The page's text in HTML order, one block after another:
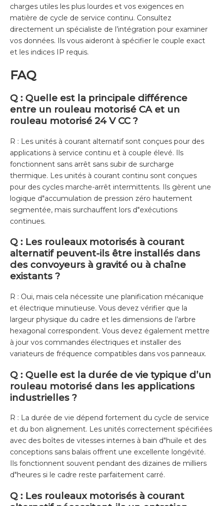
charges utiles les plus lourdes et vos exigences en
matière de cycle de service continu. Consultez
directement un spécialiste de l’intégration pour examiner
vos données. Ils vous aideront à spécifier le couple exact
et les indices IP requis.
FAQ
Q : Quelle est la principale différence
entre un rouleau motorisé CA et un
rouleau motorisé 24 V CC ?
R : Les unités à courant alternatif sont conçues pour des
applications à service continu et à couple élevé. Ils
fonctionnent sans arrêt sans subir de surcharge
thermique. Les unités à courant continu sont conçues
pour des cycles marche-arrêt intermittents. Ils gèrent une
logique d"accumulation de pression zéro hautement
segmentée, mais surchauffent lors d"exécutions
continues.
Q : Les rouleaux motorisés à courant
alternatif peuvent-ils être installés dans
des convoyeurs à gravité ou à chaîne
existants ?
R : Oui, mais cela nécessite une planification mécanique
et électrique minutieuse. Vous devez vérifier que la
largeur physique du cadre et les dimensions de l’arbre
hexagonal correspondent. Vous devez également mettre
à jour vos commandes électriques et installer des
variateurs de fréquence compatibles dans vos panneaux.
Q : Quelle est la durée de vie typique d’un
rouleau motorisé dans les applications
industrielles ?
R : La durée de vie dépend fortement du cycle de service
et du bon alignement. Les unités correctement spécifiées
avec des boîtes de vitesses internes à bain d"huile et des
conceptions sans balais offrent une excellente longévité.
Ils fonctionnent souvent pendant des dizaines de milliers
d"heures si le cadre reste parfaitement carré.
Q : Les rouleaux motorisés à courant